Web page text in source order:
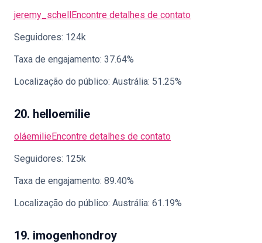
jeremy_schellEncontre detalhes de contato
Seguidores: 124k
Taxa de engajamento: 37.64%
Localização do público: Austrália: 51.25%
20. helloemilie
oláemilieEncontre detalhes de contato
Seguidores: 125k
Taxa de engajamento: 89.40%
Localização do público: Austrália: 61.19%
19. imogenhondroy